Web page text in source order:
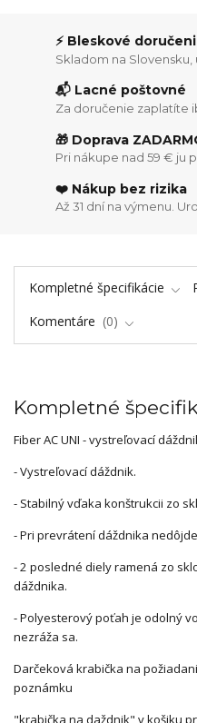
⚡ Bleskové
Skladom na Slovensku,
📬 Lacné poštovné
Za doručenie zaplatíte
🎁 Doprava
Pri nákupe nad 59 € ju
❤️ Nákup bez rizika
Až 31 dní na výmenu.
Kompletné špecifikácie
Komentáre
0
Kompletné
Fiber AC UNI - vystreľovací
- Vystreľovací dáždnik.
- Stabilný vďaka konštrukcii zo
- Pri prevrátení dáždnika
- 2 posledné diely ramená zo
dáždnika.
- Polyesterový poťah je odolný
nezráža sa.
Darčeková krabička na
poznámku
"krabička na daždnik" v košiku